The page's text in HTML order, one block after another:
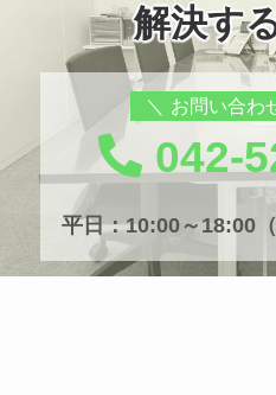
解決す
お問い合わ
042-
平日：10:00～18:00